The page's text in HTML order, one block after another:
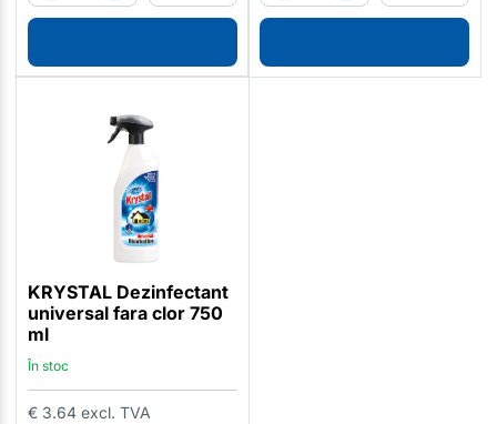
KRYSTAL Dezinfectant
universal fara clor 750
ml
În stoc
€ 3.64 excl. TVA